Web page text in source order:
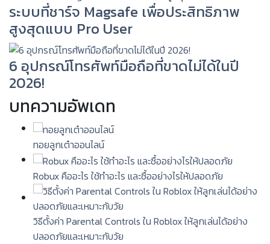
ระบบที่ชาร์จ Magsafe เพื่อประสิทธิภาพ
สูงสุดแบบ Pro User
6 อุปกรณ์โทรศัพท์มือถือที่ขาดไม่ได้ในปี
2026!
บทความอัพเดท
ทอยลูกเต๋าออนไลน์
Robux คืออะไร ใช้ทำอะไร และซื้ออย่างไรให้ปลอดภัย
วิธีตั้งค่า Parental Controls ใน Roblox ให้ลูกเล่นได้อย่าง
ปลอดภัยและเหมาะกับวัย